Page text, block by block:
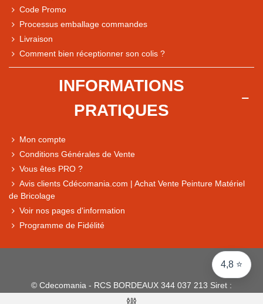
4,8 ⭐
Comparaison des performances du magasin
Code Promo
Processus emballage commandes
Livraison
Comment bien réceptionner son colis ?
INFORMATIONS
PRATIQUES
Mon compte
Conditions Générales de Vente
Vous êtes PRO ?
Avis clients Cdécomania.com | Achat Vente Peinture Matériel
de Bricolage
Voir nos pages d'information
Programme de Fidélité
© Cdecomania - RCS BORDEAUX 344 037 213 Siret :
344 037 213 001 31 - 1922-2026 Tous droits réservés